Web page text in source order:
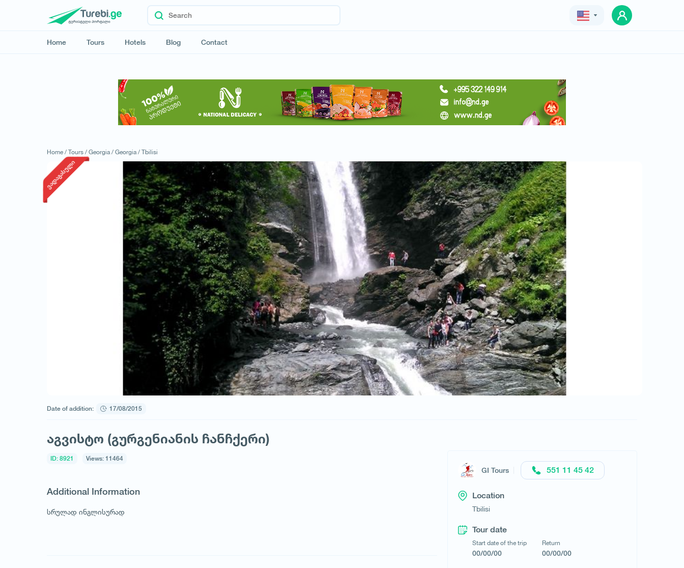
Home Tours Hotels Blog Contact
Request a tour
GI Tours
Home / Tours / Georgia / Georgia / Tbilisi
ვადაგასული
Date of addition: 17/08/2015
აგვისტო (გურგენიანის ჩანჩქერი)
ID: 8921 Views: 11464
Additional Information
სრულად ინგლისურად
GI Tours 551 11 45 42
Location
Tbilisi
Tour date
Start date of the trip
00/00/00
Return
00/00/00